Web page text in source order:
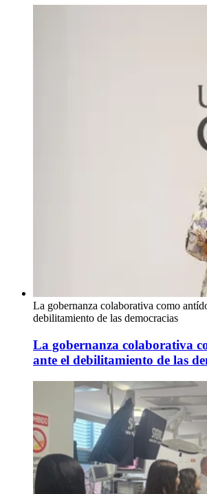
La gobernanza colaborativa como
debilitamiento de las democracias
La gobernanza colaborativa
ante el debilitamiento de las